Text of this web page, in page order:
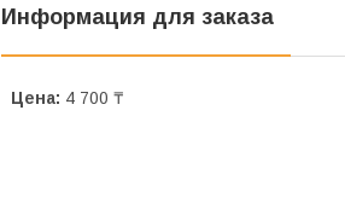
Информация для заказа
Цена: 4 700 ₸